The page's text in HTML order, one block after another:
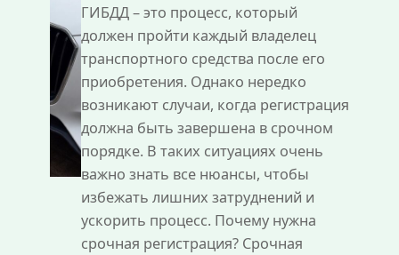
ГИБДД – это процесс, который
должен пройти каждый владелец
транспортного средства после его
приобретения. Однако нередко
возникают случаи, когда регистрация
должна быть завершена в срочном
порядке. В таких ситуациях очень
важно знать все нюансы, чтобы
избежать лишних затруднений и
ускорить процесс. Почему нужна
срочная регистрация? Срочная